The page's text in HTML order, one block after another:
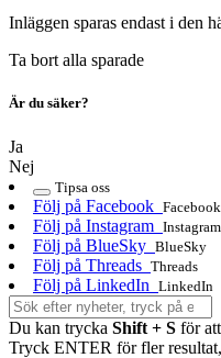
Inläggen sparas endast i den
Ta bort alla sparade
Är du säker?
Ja
Nej
Tipsa oss
Följ på Facebook Facebook
Följ på Instagram Instagram
Följ på BlueSky BlueSky
Följ på Threads Threads
Följ på LinkedIn LinkedIn
Du kan trycka Shift + S för
Tryck ENTER för fler